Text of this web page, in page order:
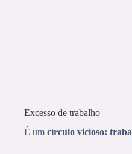
Excesso de trabalho
É um círculo vicioso: